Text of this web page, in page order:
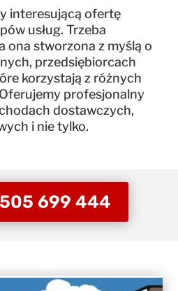
interesującą ofertę
usług. Trzeba
ona stworzona z myślą o
przedsiębiorcach
korzystają z różnych
profesjonalny
dostawczych,
i nie tylko.
699 444